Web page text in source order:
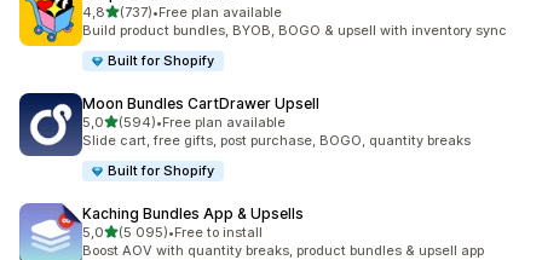
4,8/ 5 tähteä
(737)
737 arvostelua yhteensä
•Free plan available
Build product bundles, BYOB, BOGO & upsell with inventory sync
Built for Shopify
Moon Bundles CartDrawer Upsell
5,0/ 5 tähteä
(594)
594 arvostelua yhteensä
•Free plan available
Slide cart, free gifts, post purchase, BOGO, quantity breaks
Built for Shopify
Kaching Bundles App & Upsells
5,0/ 5 tähteä
(5 095)
5095 arvostelua yhteensä
•Free to install
Boost AOV with quantity breaks, product bundles & upsell app